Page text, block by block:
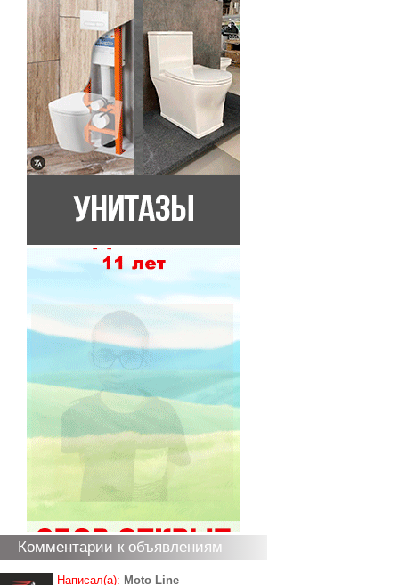
Комментарии к объявлениям
Написал(а): Moto Line